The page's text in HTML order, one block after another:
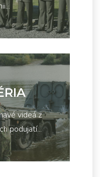
videá z
podujatí...